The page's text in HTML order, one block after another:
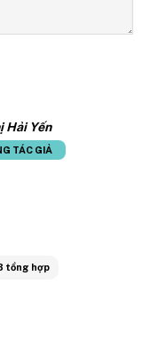
Hải Yến
TÁC GIẢ
tổng hợp